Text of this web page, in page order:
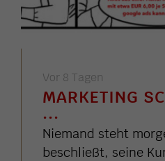
Vor 8 Tagen
MARKETING
...
Niemand steht
beschließt, seine